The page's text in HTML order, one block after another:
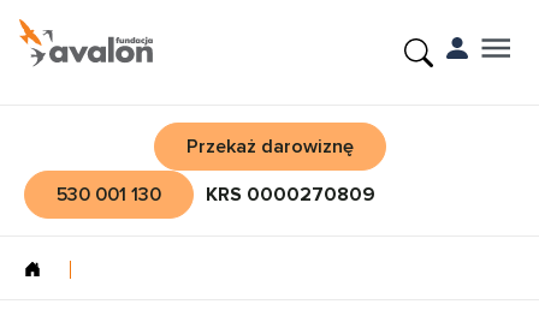
Przekaż darowiznę
530 001 130
KRS 0000270809